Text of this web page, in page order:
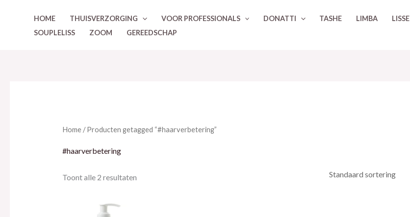
HOME THUISVERZORGING VOOR PROFESSIONALS DONATTI TASHE LIMBA LISSE
SOUPLELISS
ZOOM GEREEDSCHAP
Home/ Producten getagged “#haarverbetering”
#haarverbetering
Toont alle 2 resultaten